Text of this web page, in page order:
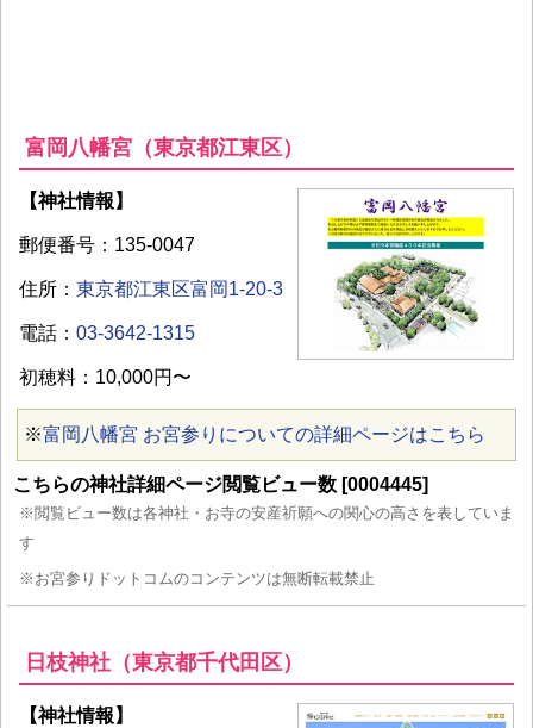
富岡八幡宮（東京都江東区）
【神社情報】
郵便番号：135-0047
住所： 東京都江東区富岡1-20-3
電話： 03-3642-1315
初穂料：10,000円〜
※富岡八幡宮 お宮参りについての詳細ページはこちら
こちらの神社詳細ページ閲覧ビュー数 [0004445]
※閲覧ビュー数は各神社・お寺の安産祈願への関心の高さを表していま
す
※お宮参りドットコムのコンテンツは無断転載禁止
日枝神社（東京都千代田区）
【神社情報】